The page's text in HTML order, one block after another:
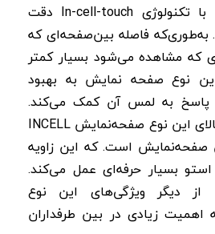
این نوع صفحه‌ نمایش با تکنولوژی In-cell-touch دقت
به‌طوری‌که فاصله بین‌صفحه‌ای که
مشاهده می‌شود بسیار کمتر
نوع صفحه‌ نمایش به بهبود
پاسخ به لمس آن کمک می‌کند.
زاویه دید بسیار خوب و بالای این نوع صفحه‌نمایش INCELL
صفحه‌نمایش است. که این زاویه
از 160 درجه استو بسیار حرفه‌ای عمل می‌کند.
از دیگر ویژگی‌های این نوع
زیادی در بین طرفداران